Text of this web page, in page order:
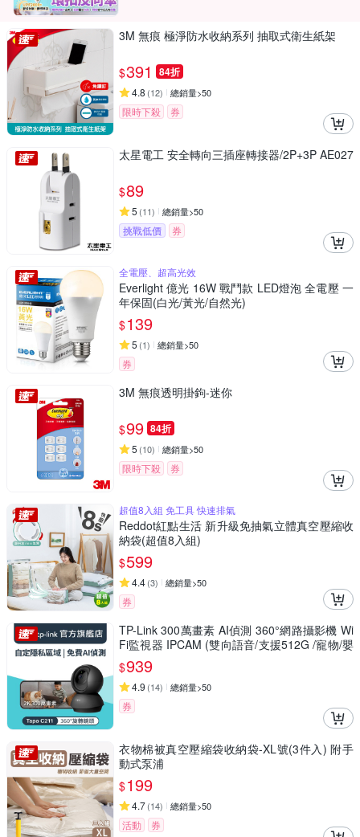
3M 無痕 極淨防水收納系列 抽取式衛生紙架
$391 84折
4.8 (12) 總銷量>50
限時下殺 券
太星電工 安全轉向三插座轉接器/2P+3P AE027
$89
5 (11) 總銷量>50
挑戰低價 券
全電壓、超高光效
Everlight 億光 16W 戰鬥款 LED燈泡 全電壓 一
年保固(白光/黃光/自然光)
$139
5 (1) 總銷量>50
券
3M 無痕透明掛鉤-迷你
$99 84折
5 (10) 總銷量>50
限時下殺 券
超值8入組 免工具 快速排氣
Reddot紅點生活 新升級免抽氣立體真空壓縮收
納袋(超值8入組)
$599
4.4(3) 總銷量>50
券
TP-Link 300萬畫素 AI偵測 360°網路攝影機 Wi
Fi監視器 IPCAM (雙向語音/支援512G /寵物/嬰
兒/長輩/Tapo C211）
$939
4.9 (14) 總銷量>50
券
衣物棉被真空壓縮袋收納袋-XL號(3件入) 附手
動式泵浦
$199
4.7(14) 總銷量>50
活動 券